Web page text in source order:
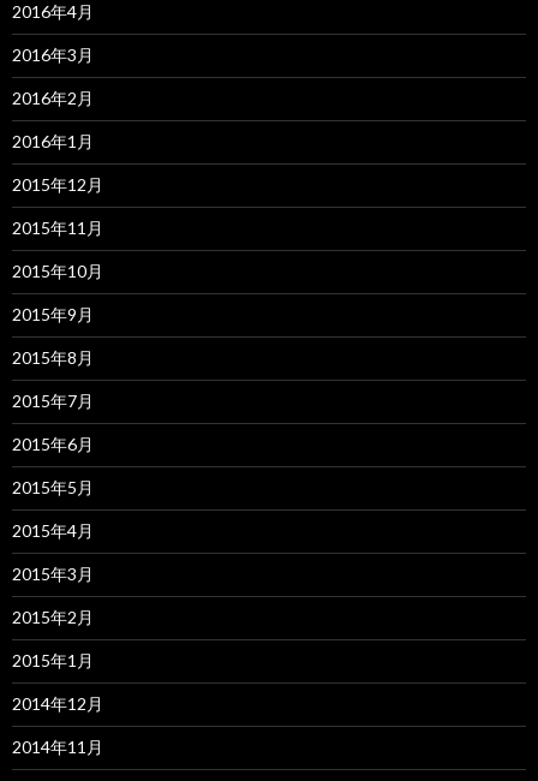
2016年4月
2016年3月
2016年2月
2016年1月
2015年12月
2015年11月
2015年10月
2015年9月
2015年8月
2015年7月
2015年6月
2015年5月
2015年4月
2015年3月
2015年2月
2015年1月
2014年12月
2014年11月